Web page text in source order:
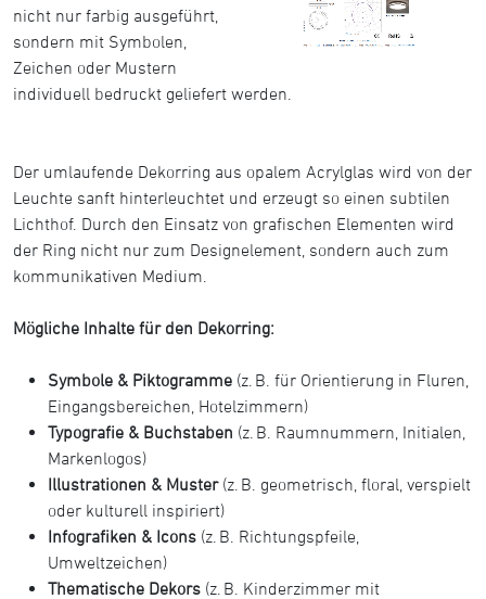
nicht nur farbig ausgeführt,
sondern mit Symbolen,
Zeichen oder Mustern
individuell bedruckt geliefert werden.
Der umlaufende Dekorring aus opalem Acrylglas wird von der
Leuchte sanft hinterleuchtet und erzeugt so einen subtilen
Lichthof. Durch den Einsatz von grafischen Elementen wird
der Ring nicht nur zum Designelement, sondern auch zum
kommunikativen Medium.
Mögliche Inhalte für den Dekorring:
Symbole & Piktogramme (z. B. für Orientierung in Fluren,
Eingangsbereichen, Hotelzimmern)
Typografie & Buchstaben (z. B. Raumnummern, Initialen,
Markenlogos)
Illustrationen & Muster(z. B. geometrisch, floral, verspielt
oder kulturell inspiriert)
Infografiken & Icons (z. B. Richtungspfeile,
Umweltzeichen)
Thematische Dekors (z. B. Kinderzimmer mit